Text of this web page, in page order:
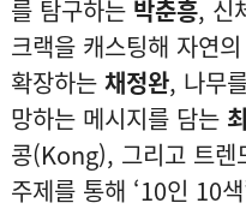
를 탐구하는 박춘흥, 신
크랙을 캐스팅해 자연
확장하는 채정완, 나무
망하는 메시지를 담는
콩(Kong), 그리고 트렌
주제를 통해 ‘10인 10